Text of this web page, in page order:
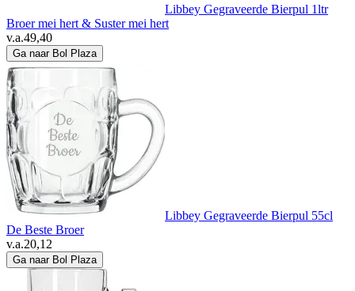
Libbey Gegraveerde Bierpul 1ltr
Broer mei hert & Suster mei hert
v.a.49,40
Ga naar Bol Plaza
Libbey Gegraveerde Bierpul 55cl
De Beste Broer
v.a.20,12
Ga naar Bol Plaza